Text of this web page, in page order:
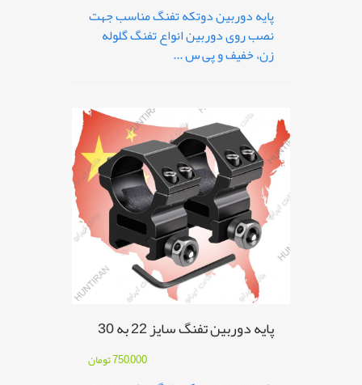
پایه دوربین دوتکه تفنگ مناسب جهت
نصب روی دوربین انواع تفنگ گلوله
زن، خفیف و پی س ...
پایه دوربین تفنگ سایز 22 به 30
750,000تومان